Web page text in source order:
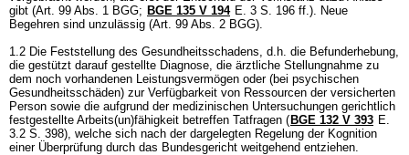
gibt (Art. 99 Abs. 1 BGG; BGE 135 V 194 E. 3 S. 196 ff.). Neue
Begehren sind unzulässig (Art. 99 Abs. 2 BGG).
1.2 Die Feststellung des Gesundheitsschadens, d.h. die Befunderhebung,
die gestützt darauf gestellte Diagnose, die ärztliche Stellungnahme zu
dem noch vorhandenen Leistungsvermögen oder (bei psychischen
Gesundheitsschäden) zur Verfügbarkeit von Ressourcen der versicherten
Person sowie die aufgrund der medizinischen Untersuchungen gerichtlich
festgestellte Arbeits(un)fähigkeit betreffen Tatfragen ( BGE 132 V 393 E.
3.2 S. 398), welche sich nach der dargelegten Regelung der Kognition
einer Überprüfung durch das Bundesgericht weitgehend entziehen.